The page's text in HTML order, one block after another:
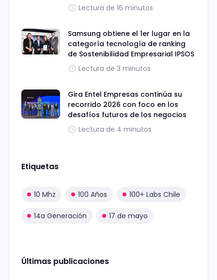
Lectura de 16 minutos
Samsung obtiene el 1er lugar en la
categoría tecnología de ranking
de Sostenibilidad Empresarial IPSOS
Lectura de 3 minutos
Gira Entel Empresas continúa su
recorrido 2026 con foco en los
desafíos futuros de los negocios
Lectura de 4 minutos
Etiquetas
10 Mhz 100 Años 100+ Labs Chile
14a Generación 17 de mayo
Últimas publicaciones